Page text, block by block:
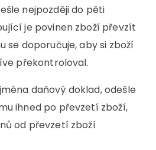
nejpozději do pěti
je povinen zboží převzít
se doporučuje, aby si zboží
překontroloval.
daňový doklad, odešle
ihned po převzetí zboží,
od převzetí zboží